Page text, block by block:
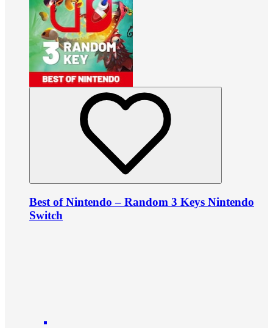
Best of Nintendo – Random 3 Keys Nintendo
Switch